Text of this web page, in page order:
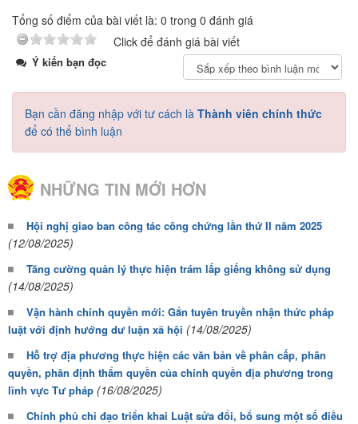
Tổng số điểm của bài viết là: 0 trong 0 đánh giá
Click để đánh giá bài viết
Ý kiến bạn đọc
Bạn cần đăng nhập với tư cách là Thành viên chính thức
để có thể bình luận
NHỮNG TIN MỚI HƠN
Hội nghị giao ban công tác công chứng lần thứ II năm 2025
(12/08/2025)
Tăng cường quản lý thực hiện trám lấp giếng không sử dụng
(14/08/2025)
Vận hành chính quyền mới: Gắn tuyên truyền nhận thức pháp
luật với định hướng dư luận xã hội (14/08/2025)
Hỗ trợ địa phương thực hiện các văn bản về phân cấp, phân
quyền, phân định thẩm quyền của chính quyền địa phương trong
lĩnh vực Tư pháp (16/08/2025)
Chính phủ chỉ đạo triển khai Luật sửa đổi, bổ sung một số điều